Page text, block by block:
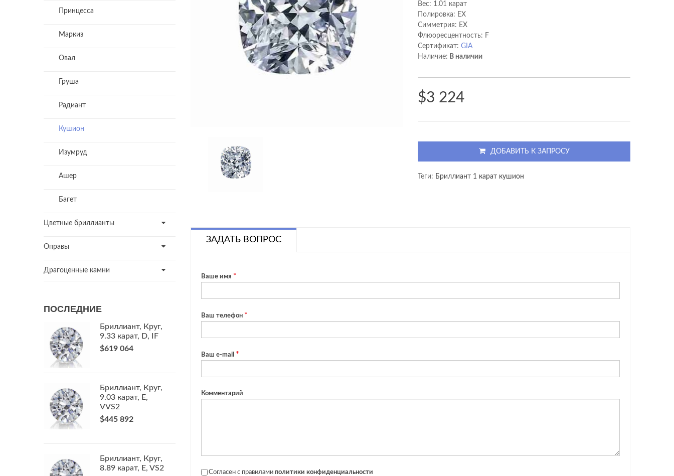
Принцесса
Маркиз
Овал
Груша
Радиант
Кушион
Изумруд
Ашер
Багет
Цветные бриллианты
Оправы
Драгоценные камни
ПОСЛЕДНИЕ
Бриллиант, Круг,
9.33 карат, D, IF
$619 064
Бриллиант, Круг,
9.03 карат, E,
VVS2
$445 892
Бриллиант, Круг,
8.89 карат, E, VS2
Вес: 1.01 карат
Полировка: EX
Cимметрия: EX
Флюоресцентность: F
Сертификат:GIA
Наличие: В наличии
$3 224
ДОБАВИТЬ К ЗАПРОСУ
Теги: Бриллиант 1 карат кушион
ЗАДАТЬ ВОПРОС
Ваше имя
Ваш телефон
Ваш e-mail
Комментарий
Согласен с правилами политики конфиденциальности